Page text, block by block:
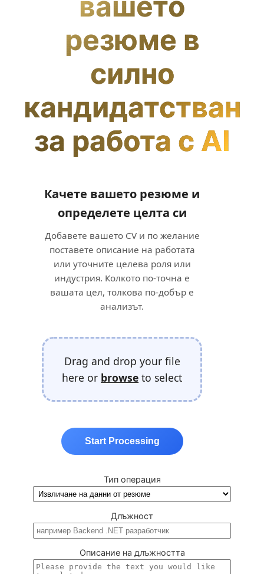
резюме в
силно
кандидатстване
за работа с AI
Качете вашето резюме и
определете целта си
Добавете вашето CV и по желание
поставете описание на работата
или уточните целева роля или
индустрия. Колкото по-точна е
вашата цел, толкова по-добър е
анализът.
Drag and drop your file
here or browse to select
Start Processing
Тип операция
Длъжност
Описание на длъжността